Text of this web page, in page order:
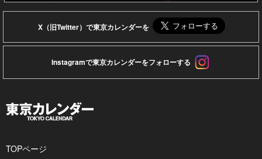
X（旧Twitter）で東京カレンダーを
Instagramで東京カレンダーをフォローする
TOPページ